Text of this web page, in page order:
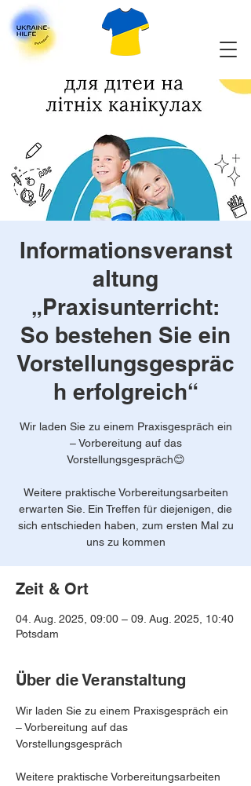
Informationsveranst
altung
„Praxisunterricht:
So bestehen Sie ein
Vorstellungsgespräc
h erfolgreich“
Wir laden Sie zu einem Praxisgespräch ein
– Vorbereitung auf das
Vorstellungsgespräch😊
Weitere praktische Vorbereitungsarbeiten
erwarten Sie. Ein Treffen für diejenigen, die
sich entschieden haben, zum ersten Mal zu
uns zu kommen
Zeit & Ort
04. Aug. 2025, 09:00 – 09. Aug. 2025, 10:40
Potsdam
Über die Veranstaltung
Wir laden Sie zu einem Praxisgespräch ein
– Vorbereitung auf das
Vorstellungsgespräch
Weitere praktische Vorbereitungsarbeiten